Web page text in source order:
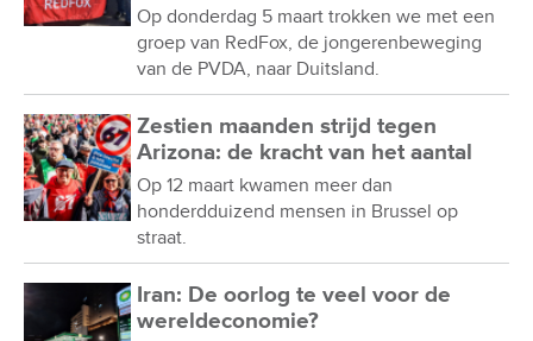
Op donderdag 5 maart trokken we met een
groep van RedFox, de jongerenbeweging
van de PVDA, naar Duitsland.
Zestien maanden strijd tegen
Arizona: de kracht van het aantal
Op 12 maart kwamen meer dan
honderdduizend mensen in Brussel op
straat.
Iran: De oorlog te veel voor de
wereldeconomie?